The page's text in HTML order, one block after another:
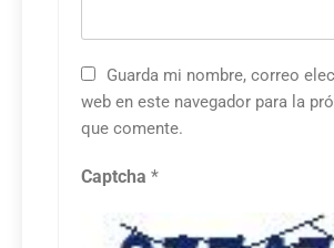
Guarda mi nombre, correo
web en este navegador para la
que comente.
Captcha *